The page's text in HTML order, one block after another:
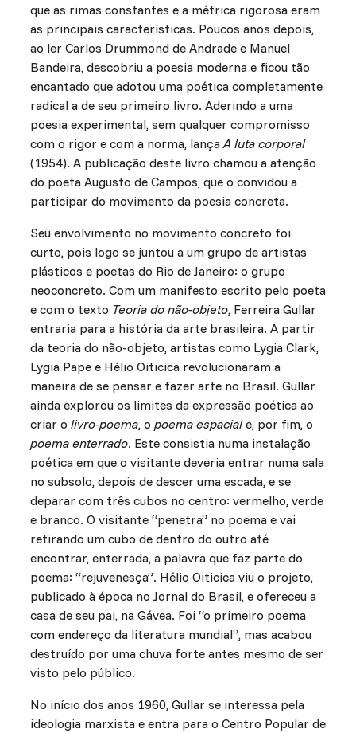
que as rimas constantes e a métrica rigorosa eram
as principais características. Poucos anos depois,
ao ler Carlos Drummond de Andrade e Manuel
Bandeira, descobriu a poesia moderna e ficou tão
encantado que adotou uma poética completamente
radical a de seu primeiro livro. Aderindo a uma
poesia experimental, sem qualquer compromisso
com o rigor e com a norma, lançaA luta corporal
(1954). A publicação deste livro chamou a atenção
do poeta Augusto de Campos, que o convidou a
participar do movimento da poesia concreta.
Seu envolvimento no movimento concreto foi
curto, pois logo se juntou a um grupo de artistas
plásticos e poetas do Rio de Janeiro: o grupo
neoconcreto. Com um manifesto escrito pelo poeta
e com o texto Teoria do não-objeto, Ferreira Gullar
entraria para a história da arte brasileira. A partir
da teoria do não-objeto, artistas como Lygia Clark,
Lygia Pape e Hélio Oiticica revolucionaram a
maneira de se pensar e fazer arte no Brasil. Gullar
ainda explorou os limites da expressão poética ao
criar o livro-poema, o poema espaciale, por fim, o
poema enterrado. Este consistia numa instalação
poética em que o visitante deveria entrar numa sala
no subsolo, depois de descer uma escada, e se
deparar com três cubos no centro: vermelho, verde
e branco. O visitante “penetra” no poema e vai
retirando um cubo de dentro do outro até
encontrar, enterrada, a palavra que faz parte do
poema: “rejuvenesça”. Hélio Oiticica viu o projeto,
publicado à época no Jornal do Brasil, e ofereceu a
casa de seu pai, na Gávea. Foi “o primeiro poema
com endereço da literatura mundial”, mas acabou
destruído por uma chuva forte antes mesmo de ser
visto pelo público.
No início dos anos 1960, Gullar se interessa pela
ideologia marxista e entra para o Centro Popular de